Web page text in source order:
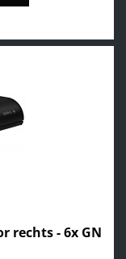
rechts - 6x GN